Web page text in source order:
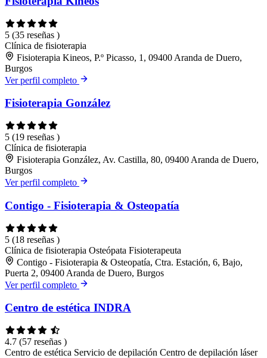
5 (35 reseñas )
Clínica de fisioterapia
Fisioterapia Kineos, P.º Picasso, 1, 09400 Aranda de Duero,
Burgos
Ver perfil completo
Fisioterapia González
5 (19 reseñas )
Clínica de fisioterapia
Fisioterapia González, Av. Castilla, 80, 09400 Aranda de Duero,
Burgos
Ver perfil completo
Contigo - Fisioterapia & Osteopatía
5 (18 reseñas )
Clínica de fisioterapia Osteópata Fisioterapeuta
Contigo - Fisioterapia & Osteopatía, Ctra. Estación, 6, Bajo,
Puerta 2, 09400 Aranda de Duero, Burgos
Ver perfil completo
Centro de estética INDRA
4.7 (57 reseñas )
Centro de estética Servicio de depilación Centro de depilación láser